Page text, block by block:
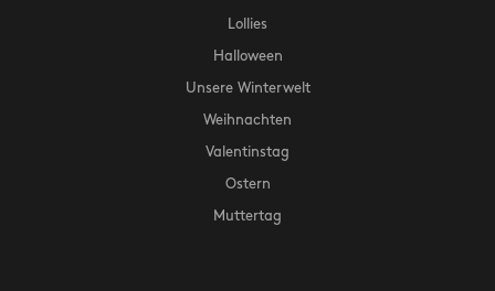
Lollies
Halloween
Unsere Winterwelt
Weihnachten
Valentinstag
Ostern
Muttertag